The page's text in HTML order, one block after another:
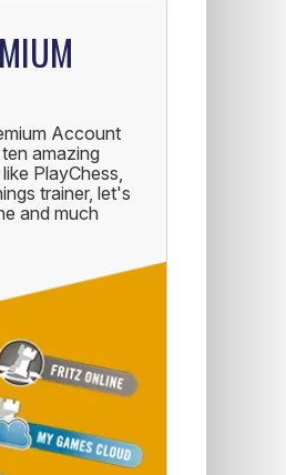
Account
amazing
PlayChess,
trainer, let's
and much